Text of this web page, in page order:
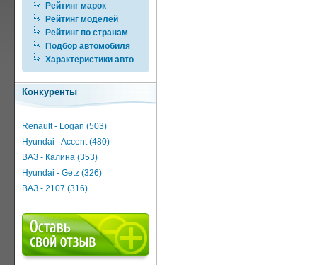
Рейтинг марок
Рейтинг моделей
Рейтинг по странам
Подбор автомобиля
Характеристики авто
Конкуренты
Renault - Logan (503)
Hyundai - Accent (480)
ВАЗ - Калина (353)
Hyundai - Getz (326)
ВАЗ - 2107 (316)